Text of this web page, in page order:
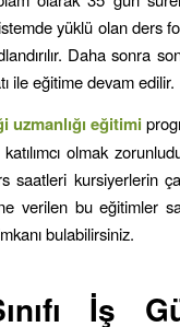
yüklü olan ders
Daha sonra
ile eğitime devam edilir.
uzmanlığı eğitimi
katılımcı olmak
saatleri kursiyerlerin
verilen bu eğitimler
bulabilirsiniz.
İş